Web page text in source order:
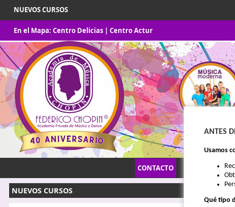
NUEVOS CURSOS
En el Mapa: Centro Delicias| Centro Actur
CONTACTO
NUEVOS CURSOS
ANTES
Usamos
Qué tipo